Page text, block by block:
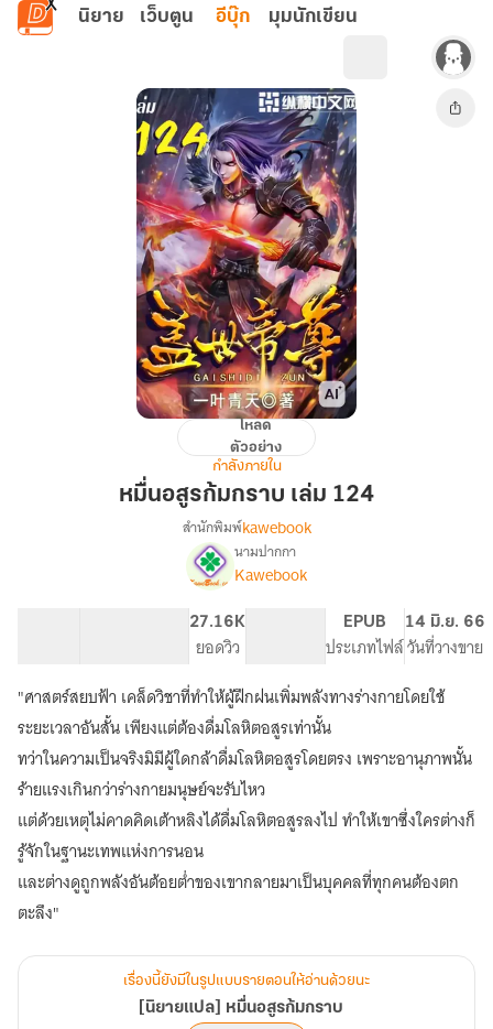
ข้ามไปยังเนื้อหาหลัก
นิยาย เว็บตูน อีบุ๊ก มุมนักเขียน
ก้ม
โหลด
ตัวอย่าง
กำลังภายใน
หมื่นอสูรก้มกราบ เล่ม 124
เรื่อง [นิยาย
แปล]
หมื่น
กราบ
สำนักพิมพ์kawebook
นามปากกา
Kawebook
27.16K
ยอดวิว
EPUB
ประเภทไฟล์
14 มิ.ย. 66
วันที่วางขาย
"ศาสตร์สยบฟ้า เคล็ดวิชาที่ทำให้ผู้ฝึกฝนเพิ่มพลังทางร่างกายโดยใช้
ระยะเวลาอันสั้น เพียงแต่ต้องดื่มโลหิตอสูรเท่านั้น
ทว่าในความเป็นจริงมิมีผู้ใดกล้าดื่มโลหิตอสูรโดยตรง เพราะอานุภาพนั้น
ร้ายแรงเกินกว่าร่างกายมนุษย์จะรับไหว
แต่ด้วยเหตุไม่คาดคิดเต้าหลิงได้ดื่มโลหิตอสูรลงไป ทำให้เขาซึ่งใครต่างก็
รู้จักในฐานะเทพแห่งการนอน
และต่างดูถูกพลังอันต้อยต่ำของเขากลายมาเป็นบุคคลที่ทุกคนต้องตก
ตะลึง"
เรื่องนี้ยังมีในรูปแบบรายตอนให้อ่านด้วยนะ
[นิยายแปล] หมื่นอสูรก้มกราบ